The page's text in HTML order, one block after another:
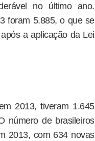
no último ano.
foram 5.885, o que se
a aplicação da Lei
2013, tiveram 1.645
número de brasileiros
2013, com 634 novas